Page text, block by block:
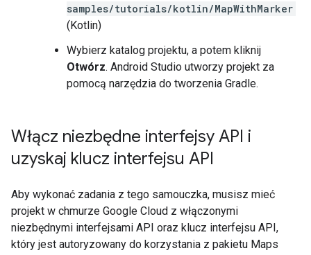
samples/tutorials/kotlin/MapWithMarker
(Kotlin)
Wybierz katalog projektu, a potem kliknij
Otwórz. Android Studio utworzy projekt za
pomocą narzędzia do tworzenia Gradle.
Włącz niezbędne interfejsy API i
uzyskaj klucz interfejsu API
Aby wykonać zadania z tego samouczka, musisz mieć
projekt w chmurze Google Cloud z włączonymi
niezbędnymi interfejsami API oraz klucz interfejsu API,
który jest autoryzowany do korzystania z pakietu Maps